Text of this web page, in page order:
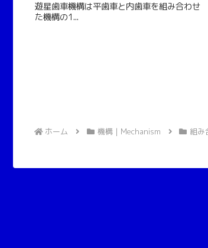
遊星歯車機構は平歯車と内歯車を組み合わせ
た機構の1...
ホーム 機構 | Mechanism 組